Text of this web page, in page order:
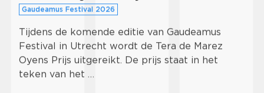
Gaudeamus Festival 2026
Tijdens de komende editie van Gaudeamus
Festival in Utrecht wordt de Tera de Marez
Oyens Prijs uitgereikt. De prijs staat in het
teken van het …